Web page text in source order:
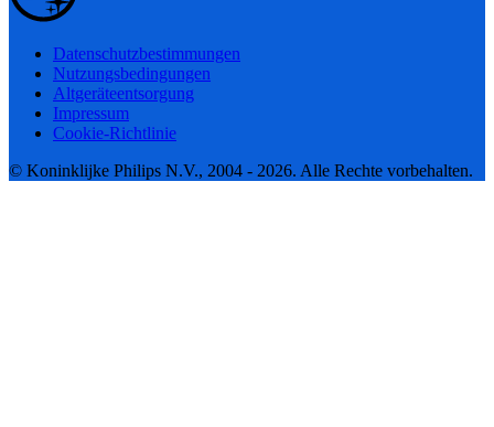
Datenschutzbestimmungen
Nutzungsbedingungen
Altgeräteentsorgung
Impressum
Cookie-Richtlinie
© Koninklijke Philips N.V., 2004 - 2026. Alle Rechte vorbehalten.